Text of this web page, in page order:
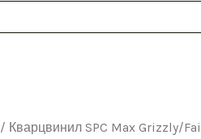
/ Кварцвинил SPC Max Grizzly/